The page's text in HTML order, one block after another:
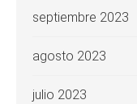
septiembre 2023
agosto 2023
julio 2023